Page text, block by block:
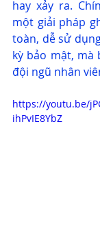
hay xảy ra.
một giải pháp
toàn, dễ sử
kỳ bảo mật, mà
đội ngũ nhân
https://youtu.be/
ihPvIE8YbZ